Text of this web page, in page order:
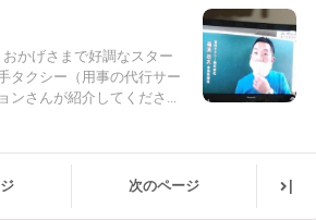
かげさまで好調なスター
タクシー（用事の代行サー
ンさんが紹介してくださ...
次のページ |